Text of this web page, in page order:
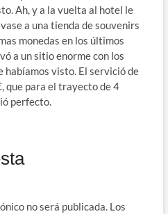
Ah, y a la vuelta al hotel le
a una tienda de souvenirs
monedas en los últimos
a un sitio enorme con los
habíamos visto. El servició de
que para el trayecto de 4
perfecto.
no será publicada. Los